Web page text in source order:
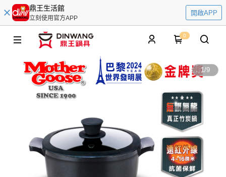
鼎王生活館
立刻使用官方APP
開啟APP
0
1/9